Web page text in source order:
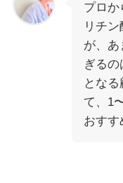
プロか
リチ
が、あ
ぎるの
とな
て、1
おすす